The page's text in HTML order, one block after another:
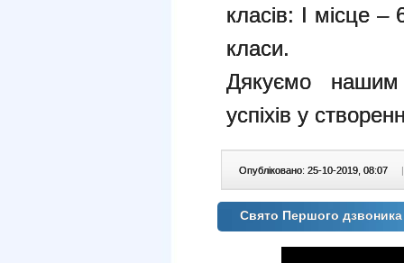
класів: І місце
класи.
Дякуємо
успіхів у
Опубліковано: 25-10-2019, 08:07 |
Свято Першого